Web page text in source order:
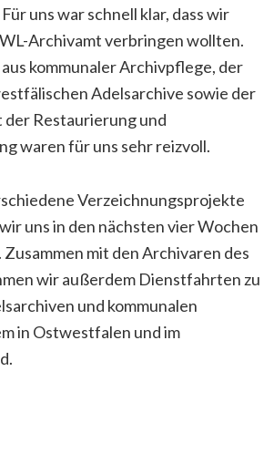
uns war schnell klar, dass wir
Archivamt verbringen wollten.
kommunaler Archivpflege, der
Adelsarchive sowie der
Restaurierung und
waren für uns sehr reizvoll.
Verzeichnungsprojekte
uns in den nächsten vier Wochen
mit den Archivaren des
wir außerdem Dienstfahrten zu
und kommunalen
in Ostwestfalen und im